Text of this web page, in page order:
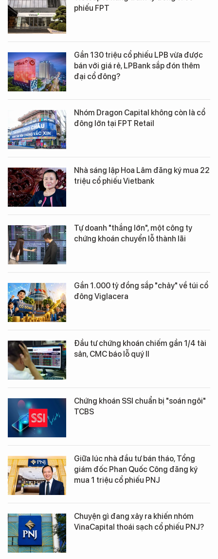
phiếu FPT
Gần 130 triệu cổ phiếu LPB vừa được
bán với giá rẻ, LPBank sắp đón thêm
đại cổ đông?
Nhóm Dragon Capital không còn là cổ
đông lớn tại FPT Retail
Nhà sáng lập Hoa Lâm đăng ký mua 22
triệu cổ phiếu Vietbank
Tự doanh "thắng lớn", một công ty
chứng khoán chuyển lỗ thành lãi
Gần 1.000 tỷ đồng sắp "chảy" về túi cổ
đông Viglacera
Đầu tư chứng khoán chiếm gần 1/4 tài
sản, CMC báo lỗ quý II
Chứng khoán SSI chuẩn bị "soán ngôi"
TCBS
Giữa lúc nhà đầu tư bán tháo, Tổng
giám đốc Phan Quốc Công đăng ký
mua 1 triệu cổ phiếu PNJ
Chuyện gì đang xảy ra khiến nhóm
VinaCapital thoái sạch cổ phiếu PNJ?